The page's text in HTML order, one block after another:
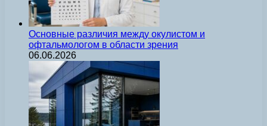
Основные различия между окулистом и
офтальмологом в области зрения
06.06.2026